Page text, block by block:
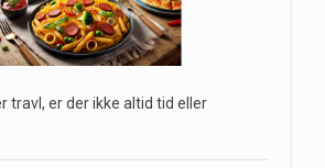
travl, er der ikke altid tid eller